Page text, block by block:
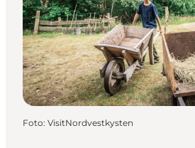
Foto: VisitNordvestkysten